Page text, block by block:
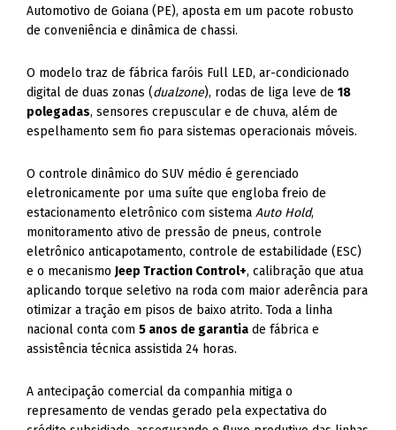
Automotivo de Goiana (PE), aposta em um pacote robusto
de conveniência e dinâmica de chassi.
O modelo traz de fábrica faróis Full LED, ar-condicionado
digital de duas zonas (dualzone), rodas de liga leve de18
polegadas, sensores crepuscular e de chuva, além de
espelhamento sem fio para sistemas operacionais móveis.
O controle dinâmico do SUV médio é gerenciado
eletronicamente por uma suíte que engloba freio de
estacionamento eletrônico com sistemaAuto Hold,
monitoramento ativo de pressão de pneus, controle
eletrônico anticapotamento, controle de estabilidade (ESC)
e o mecanismoJeep Traction Control+, calibração que atua
aplicando torque seletivo na roda com maior aderência para
otimizar a tração em pisos de baixo atrito. Toda a linha
nacional conta com5 anos de garantia de fábrica e
assistência técnica assistida 24 horas.
A antecipação comercial da companhia mitiga o
represamento de vendas gerado pela expectativa do